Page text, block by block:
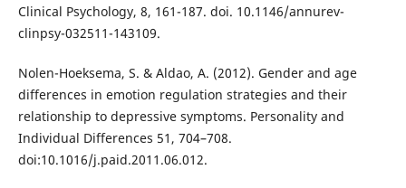
Clinical Psychology, 8, 161-187. doi. 10.1146/annurev-
clinpsy-032511-143109.
Nolen-Hoeksema, S. & Aldao, A. (2012). Gender and age
differences in emotion regulation strategies and their
relationship to depressive symptoms. Personality and
Individual Differences 51, 704–708.
doi:10.1016/j.paid.2011.06.012.